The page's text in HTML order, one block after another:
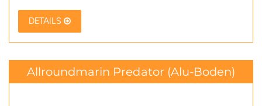
DETAILS
Allroundmarin Predator (Alu-Boden)